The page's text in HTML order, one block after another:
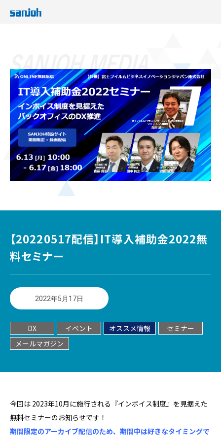
【20220517配信】IT導入補助金2022無
料セミナー
2022年5月17日
DX イベント オススメ情報
セミナー
メールマガジン
今回は 2023年10月に施行される『インボイス制度』を見据えた
無料セミナーのお知らせです！
期間限定のアーカイブ配信のため、期間中は好きなタイミングで